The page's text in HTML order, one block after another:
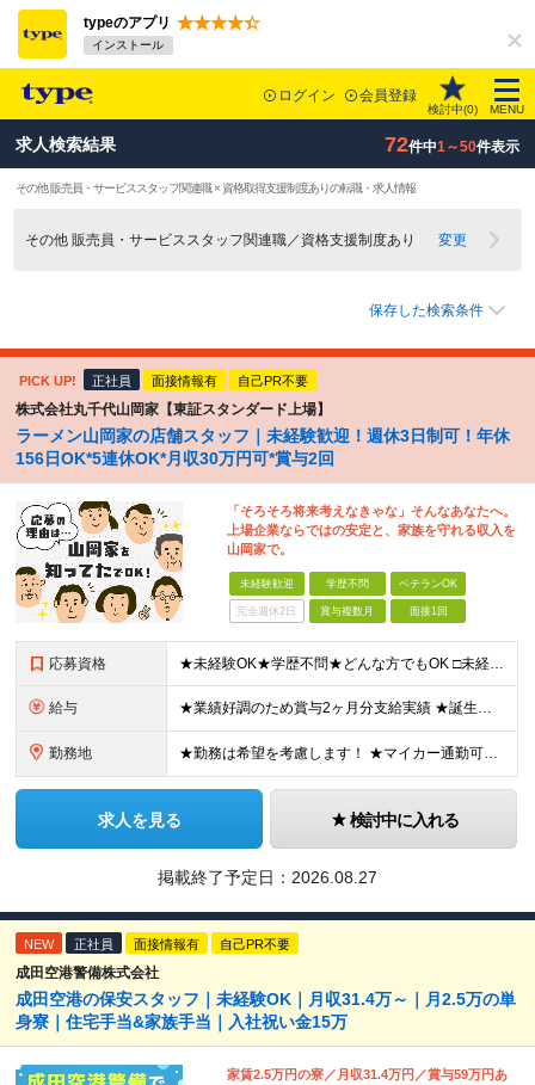
typeのアプリ
インストール
ログイン 会員登録
検討中(0) MENU
求人検索結果 72件中1～50件表示
その他 販売員・サービススタッフ関連職 × 資格取得支援制度ありの転職・求人情報
その他 販売員・サービススタッフ関連職／資格支援制度あり 変更
保存した検索条件
PICK UP! 正社員 面接情報有 自己PR不要
株式会社丸千代山岡家【東証スタンダード上場】
ラーメン山岡家の店舗スタッフ｜未経験歓迎！週休3日制可！年休
156日OK*5連休OK*月収30万円可*賞与2回
「そろそろ将来考えなきゃな」そんなあなたへ。
上場企業ならではの安定と、家族を守れる収入を
山岡家で。
未経験歓迎 学歴不問 ベテランOK
完全週休2日 賞与複数月 面接1回
応募資格 ★未経験OK★学歴不問★どんな方でもOK □未経験・第二新卒・フリーター □ブランクがある方 □転職回数が気になる方 □飲食業界にチャレンジしたい方 「やってみたい」という気持ちがあれば、皆さん大
給与 ★業績好調のため賞与2ヶ月分支給実績 ★誕生日手当など手当充実 ★年2回昇給チャンス有＆入社1年で店長昇格可 ★残業代全額支給（1分単位で支給） 【週休3日制の場合】 月給25万8,960円以上（固
勤務地 ★勤務は希望を考慮します！ ★マイカー通勤可（駐車場完備） ★全国の各店舗で募集中！続々出店予定！ ～国内300店舗、47都道府県への展開を目標に出店中！～ ▼積極採用地域▼ ・中部（富山、石川、
求人を見る 検討中に入れる
掲載終了予定日： 2026.08.27
NEW 正社員 面接情報有 自己PR不要
成田空港警備株式会社
成田空港の保安スタッフ｜未経験OK｜月収31.4万～｜月2.5万の単
身寮｜住宅手当&家族手当｜入社祝い金15万
家賃2.5万円の寮／月収31.4万円／賞与59万円あ